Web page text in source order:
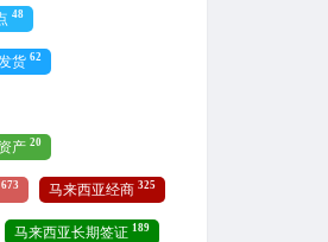
48
货 62
产 20
673 马来西亚经商 325
马来西亚长期签证 189